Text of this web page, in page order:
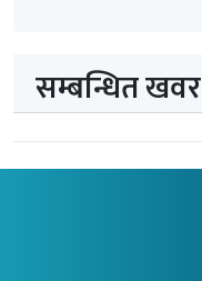
सम्बन्धित खवर